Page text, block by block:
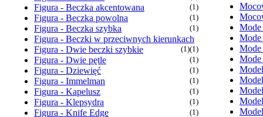
Figura - Beczka akcentowana (1)
Figura - Beczka powolna (1)
Figura - Beczka szybka (1)
Figura - Beczki w przeciwnych kierunkach
(1)
Figura - Dwie beczki szybkie (1)
Figura - Dwie pętle (1)
Figura - Dziewięć (1)
Figura - Immelman (1)
Figura - Kapelusz (1)
Figura - Klepsydra (1)
Figura - Knife Edge (1)
Mode
Mode
Mode
Mode